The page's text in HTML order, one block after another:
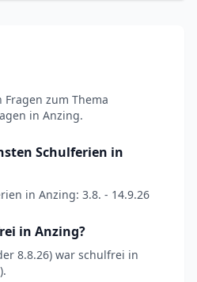
zum Thema
in Anzing.
Schulferien in
in Anzing: 3.8. - 14.9.26
in Anzing?
8.8.26) war schulfrei in